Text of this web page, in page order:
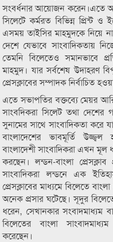
সংবর্ধনার আয়োজন করেন।এতে
সিলেটে কর্মরত বিভিন্ন প্রিন্ট ও
এসময় তাইসির মাহমুদকে নিয়ে
দেশে যেভাবে সাংবাদিকতায়
তেমনি বিলেতেও সমানভাবে
মাহমুদ। যার সর্বশেষ উদাহরণ
প্রেসক্লাবের সম্পাদক নির্বাচিত
এতে সভাপতির বক্তব্যে মেয়র
সাংবদিকরা সিলেট তথা দেশের
সুনামের সাথে সাংবাদিকতা করে
বাংলাদেশের ভাবমূর্তি
বাংলাদেশী সাংবাদিকরা এখন মূল
করছেন। লন্ডন-বাংলা
সাংবাদিকরা লন্ডনে এক
প্রেসক্লাবের মাধ্যমে বিলেতে
অনেক প্রসার ঘটেছে। সূদুর
ধরেন, সেখানকার সংবাদমাধ্যম
বিলেতের বাংলা
করেছেন।